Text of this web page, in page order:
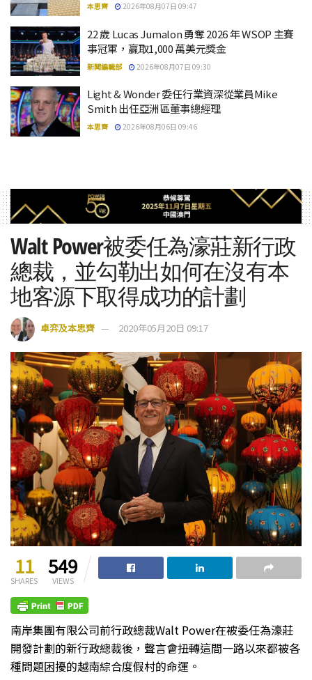
本思齊 2026年08月07日 09:47
22 歲 Lucas Jumalon 勇奪 2026 年 WSOP 主賽
事冠軍，贏取1,000 萬美元獎金
新聞編輯部 2026年08月07日 09:30
Light & Wonder 委任行業資深從業員Mike
Smith 出任亞洲區董事總經理
本思齊 2026年08月06日 09:46
Walt Power被委任為濠莊新行政
總裁，並勾勒出如何在沒有本
地客源下取得成功的計劃
卓弈及本思齊 2020年05月20日 09:17
11
SHARES
549
VIEWS
南岸集團有限公司前行政總裁Walt Power在被委任為濠莊
開發計劃的新行政總裁後，聲言會扭轉這間一路以來都被各
種問題困擾的越南綜合度假村的命運。